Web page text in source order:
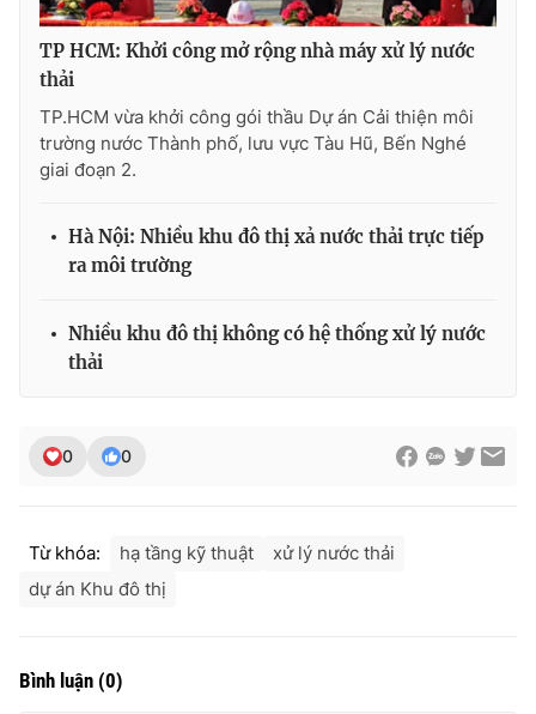
Thị trường
Tư vấn
Lịch phát sóng
Emagazine Podcast
VTV Money
VTV4 Vươn mình bằng AI
TP HCM: Khởi công mở rộng nhà máy xử lý nước
thải
TP.HCM vừa khởi công gói thầu Dự án Cải thiện môi
trường nước Thành phố, lưu vực Tàu Hũ, Bến Nghé
giai đoạn 2.
Hà Nội: Nhiều khu đô thị xả nước thải trực tiếp
ra môi trường
Nhiều khu đô thị không có hệ thống xử lý nước
thải
0 0
Từ khóa: hạ tầng kỹ thuật
xử lý nước thải
dự án Khu đô thị
Bình luận (0)